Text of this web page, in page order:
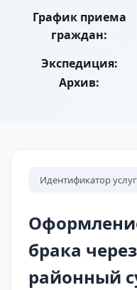
График приема
граждан:
Экспедиция:
Архив:
Идентификатор
брака
районный